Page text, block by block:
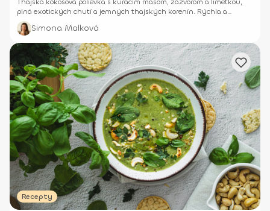
plná exotických chutí a jemných thajských korenín. Rýchla a
chutná!
Simona Malková
Recepty